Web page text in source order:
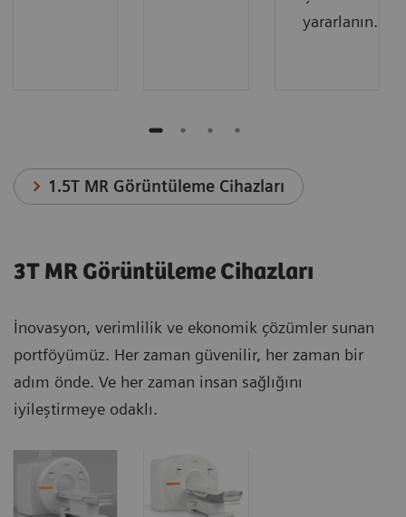
yararlanın.
1.5T MR Görüntüleme Cihazları
3T MR Görüntüleme Cihazları
İnovasyon, verimlilik ve ekonomik çözümler sunan
portföyümüz. Her zaman güvenilir, her zaman bir
adım önde. Ve her zaman insan sağlığını
iyileştirmeye odaklı.